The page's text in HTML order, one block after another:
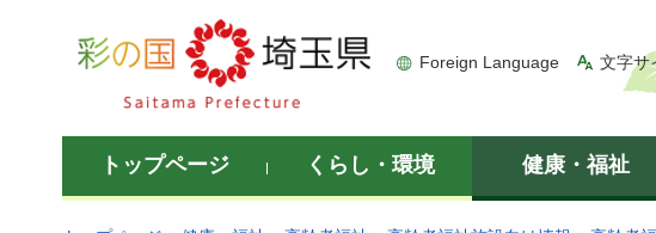
彩の国 埼玉県
Foreign Language 文字サ
トップページ くらし・環境 健康・福祉